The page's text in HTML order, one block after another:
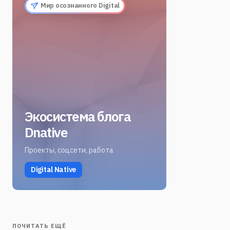
Мир осознанного Digital
Экосистема блога
Dnative
Проекты, соцсети, работа
Digital Native
ПОЧИТАТЬ ЕЩЁ